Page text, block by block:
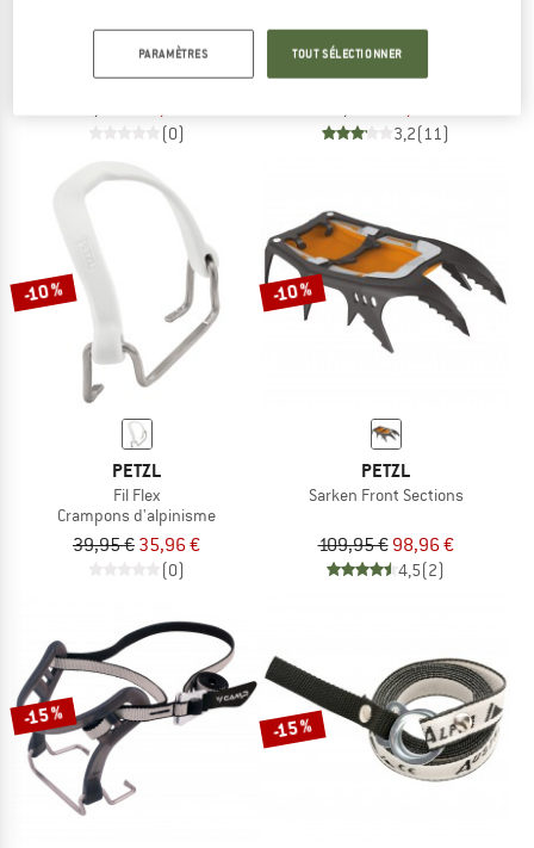
PETZL
Fil Flex Wide
Crampons d'alpinisme
39,95 € 35,96 €
(0)
PETZL
Cord-Tec
Sac à crampons
14,95 € 13,46 €
3,2(11)
-10 %
PETZL
Fil Flex
Crampons d'alpinisme
39,95 € 35,96 €
(0)
-10 %
PETZL
Sarken Front Sections
109,95 € 98,96 €
4,5(2)
-15 % -15 %
PARAMÈTRES TOUT SÉLECTIONNER